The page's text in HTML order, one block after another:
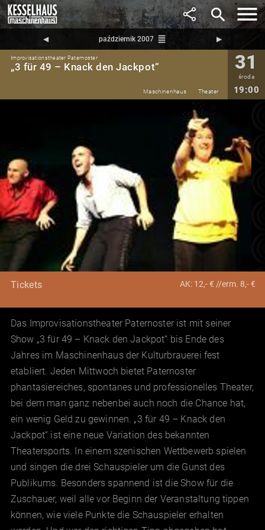
search
◀︎ październik 2007 reorder ▶︎
Improvisationstheater Paternoster
„3 für 49 – Knack den Jackpot“ 31
środa
19:00
Maschinenhaus Theater
Tickets AK: 12,- € //erm. 8,- €
Das Improvisationstheater Paternoster ist mit seiner
Show „3 für 49 – Knack den Jackpot“ bis Ende des
Jahres im Maschinenhaus der Kulturbrauerei fest
etabliert. Jeden Mittwoch bietet Paternoster
phantasiereiches, spontanes und professionelles Theater,
bei dem man ganz nebenbei auch noch die Chance hat,
ein wenig Geld zu gewinnen. „3 für 49 – Knack den
Jackpot“ ist eine neue Variation des bekannten
Theatersports. In einem szenischen Wettbewerb spielen
und singen die drei Schauspieler um die Gunst des
Publikums. Besonders spannend ist die Show für die
Zuschauer, weil alle vor Beginn der Veranstaltung tippen
können, wie viele Punkte die Schauspieler erhalten